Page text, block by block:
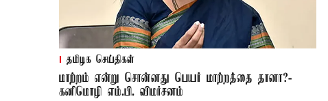
தமிழக செய்திகள்
மாற்றம் என்று சொன்னது பெயர் மாற்றத்தை தானா?-
கனிமொழி எம்.பி. விமர்சனம்